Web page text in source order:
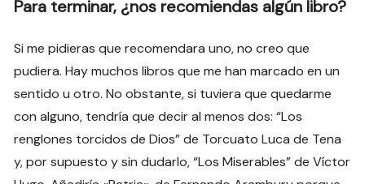
Para terminar, ¿nos recomiendas algún libro?
Si me pidieras que recomendara uno, no creo que
pudiera. Hay muchos libros que me han marcado en un
sentido u otro. No obstante, si tuviera que quedarme
con alguno, tendría que decir al menos dos: “Los
renglones torcidos de Dios” de Torcuato Luca de Tena
y, por supuesto y sin dudarlo, “Los Miserables” de Víctor